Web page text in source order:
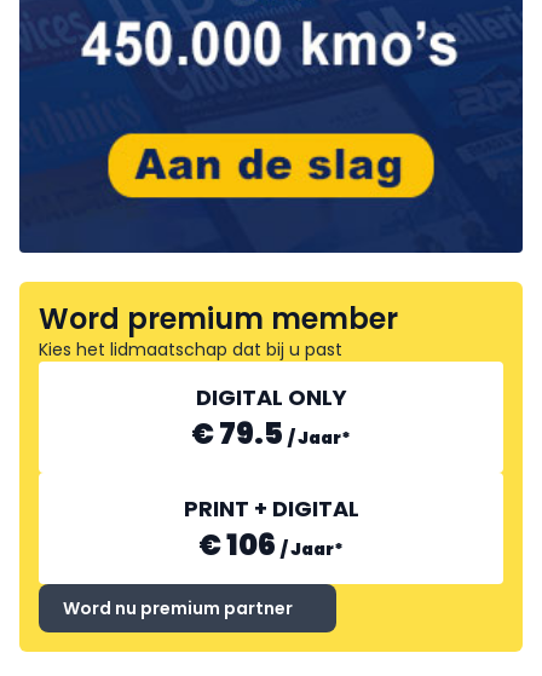
Word premium member
Kies het lidmaatschap dat bij u past
DIGITAL ONLY
€ 79.5 /Jaar*
PRINT + DIGITAL
€ 106 /Jaar*
Word nu premium partner